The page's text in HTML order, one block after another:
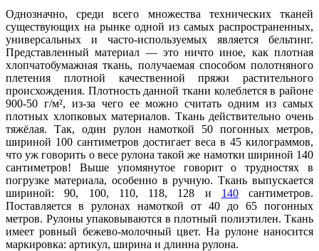
Однозначно, среди всего множества технических тканей
существующих на рынке одной из самых распространенных,
универсальных и часто-используемых является бельтинг.
Представленный материал — это ничто иное, как плотная
хлопчатобумажная ткань, получаемая способом полотняного
плетения плотной качественной пряжи растительного
происхождения. Плотность данной ткани колеблется в районе
900-50 г/м², из-за чего ее можно считать одним из самых
плотных хлопковых материалов. Ткань действительно очень
тяжёлая. Так, один рулон намоткой 50 погонных метров,
шириной 100 сантиметров достигает веса в 45 килограммов,
что уж говорить о весе рулона такой же намотки шириной 140
сантиметров! Выше упомянутое говорит о трудностях в
погрузке материала, особенно в ручную. Ткань выпускается
шириной: 90, 100, 110, 118, 128 и 140сантиметров.
Поставляется в рулонах намоткой от 40 до 65 погонных
метров. Рулоны упаковываются в плотный полиэтилен. Ткань
имеет ровный бежево-молочный цвет. На рулоне наносится
маркировка: артикул, ширина и длинна рулона.